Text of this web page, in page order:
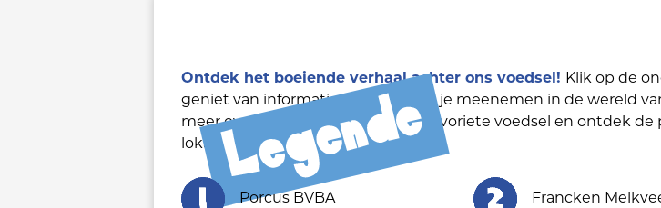
Ontdek het boeiende verhaal achter ons voedsel! Klik op de
geniet van informatieve video's die je meenemen in de wereld
meer over de herkomst van jouw favoriete voedsel en ontdek de
lokale boeren.
Porcus BVBA Francken